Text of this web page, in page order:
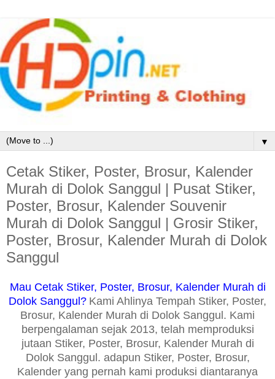
▼
Cetak Stiker, Poster, Brosur, Kalender
Murah di Dolok Sanggul | Pusat Stiker,
Poster, Brosur, Kalender Souvenir
Murah di Dolok Sanggul | Grosir Stiker,
Poster, Brosur, Kalender Murah di Dolok
Sanggul
Mau Cetak Stiker, Poster, Brosur, Kalender Murah di
Dolok Sanggul? Kami Ahlinya Tempah Stiker, Poster,
Brosur, Kalender Murah di Dolok Sanggul. Kami
berpengalaman sejak 2013, telah memproduksi
jutaan Stiker, Poster, Brosur, Kalender Murah di
Dolok Sanggul. adapun Stiker, Poster, Brosur,
Kalender yang pernah kami produksi diantaranya